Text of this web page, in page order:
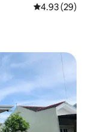
Calificación
4.93 (29)